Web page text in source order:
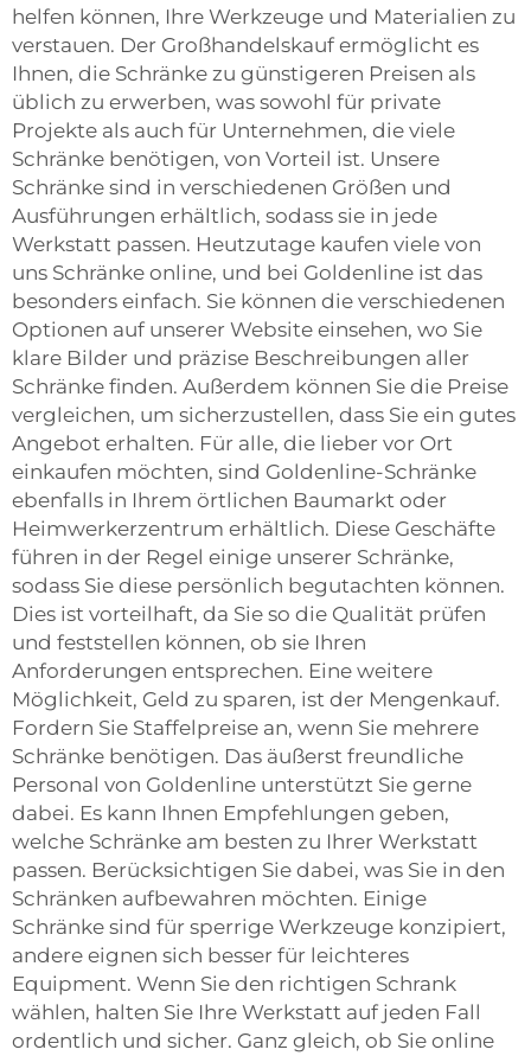
helfen können, Ihre Werkzeuge und Materialien zu
verstauen. Der Großhandelskauf ermöglicht es
Ihnen, die Schränke zu günstigeren Preisen als
üblich zu erwerben, was sowohl für private
Projekte als auch für Unternehmen, die viele
Schränke benötigen, von Vorteil ist. Unsere
Schränke sind in verschiedenen Größen und
Ausführungen erhältlich, sodass sie in jede
Werkstatt passen. Heutzutage kaufen viele von
uns Schränke online, und bei Goldenline ist das
besonders einfach. Sie können die verschiedenen
Optionen auf unserer Website einsehen, wo Sie
klare Bilder und präzise Beschreibungen aller
Schränke finden. Außerdem können Sie die Preise
vergleichen, um sicherzustellen, dass Sie ein gutes
Angebot erhalten. Für alle, die lieber vor Ort
einkaufen möchten, sind Goldenline-Schränke
ebenfalls in Ihrem örtlichen Baumarkt oder
Heimwerkerzentrum erhältlich. Diese Geschäfte
führen in der Regel einige unserer Schränke,
sodass Sie diese persönlich begutachten können.
Dies ist vorteilhaft, da Sie so die Qualität prüfen
und feststellen können, ob sie Ihren
Anforderungen entsprechen. Eine weitere
Möglichkeit, Geld zu sparen, ist der Mengenkauf.
Fordern Sie Staffelpreise an, wenn Sie mehrere
Schränke benötigen. Das äußerst freundliche
Personal von Goldenline unterstützt Sie gerne
dabei. Es kann Ihnen Empfehlungen geben,
welche Schränke am besten zu Ihrer Werkstatt
passen. Berücksichtigen Sie dabei, was Sie in den
Schränken aufbewahren möchten. Einige
Schränke sind für sperrige Werkzeuge konzipiert,
andere eignen sich besser für leichteres
Equipment. Wenn Sie den richtigen Schrank
wählen, halten Sie Ihre Werkstatt auf jeden Fall
ordentlich und sicher. Ganz gleich, ob Sie online